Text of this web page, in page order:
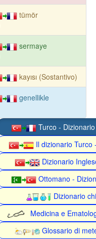
tümör
sermaye
kayısı (Sostantivo)
genellikle
Turco -
Il dizionario Turco
Dizionario
Ottomano -
Dizionario
Medicina e
Glossario di